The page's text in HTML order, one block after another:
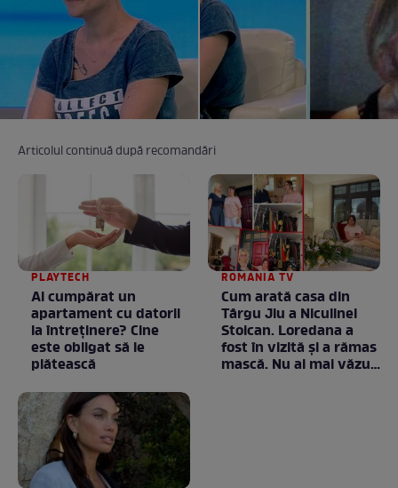
Articolul continuă după recomandări
PLAYTECH
Ai cumpărat un
apartament cu datorii
la întreținere? Cine
este obligat să le
plătească
ROMANIA TV
Cum arată casa din
Târgu Jiu a Niculinei
Stoican. Loredana a
fost în vizită și a rămas
mască. Nu ai mai văzut